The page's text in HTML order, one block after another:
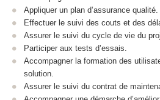
Appliquer un plan d’assurance qualité.
Effectuer le suivi des couts et des
Assurer le suivi du cycle de vie du
Participer aux tests d’essais.
Accompagner la formation des
solution.
Assurer le suivi du contrat de